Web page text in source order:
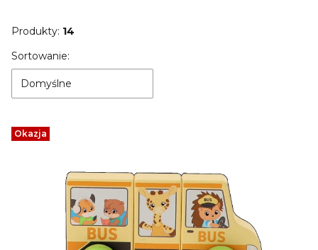
Produkty: 14
Lista produktów
Sortowanie:
Domyślne
Okazja